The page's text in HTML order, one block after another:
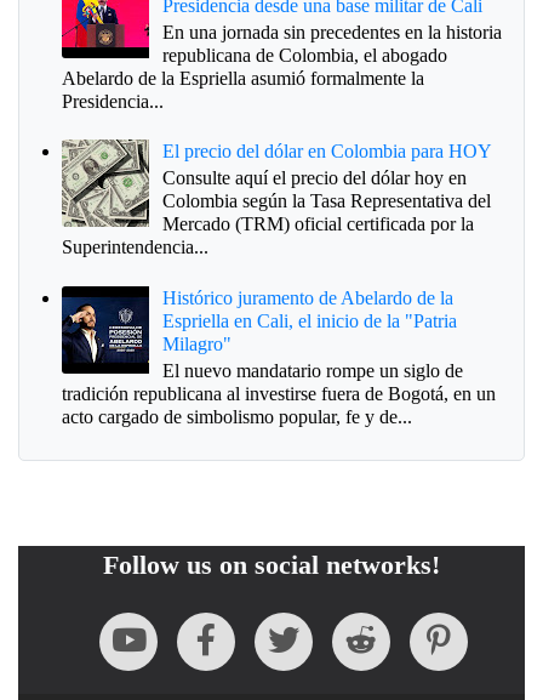
Presidencia desde una base militar de Cali
En una jornada sin precedentes en la historia
republicana de Colombia, el abogado
Abelardo de la Espriella asumió formalmente la
Presidencia...
El precio del dólar en Colombia para HOY
Consulte aquí el precio del dólar hoy en
Colombia según la Tasa Representativa del
Mercado (TRM) oficial certificada por la
Superintendencia...
Histórico juramento de Abelardo de la
Espriella en Cali, el inicio de la "Patria
Milagro"
El nuevo mandatario rompe un siglo de
tradición republicana al investirse fuera de Bogotá, en un
acto cargado de simbolismo popular, fe y de...
Follow us on social networks!